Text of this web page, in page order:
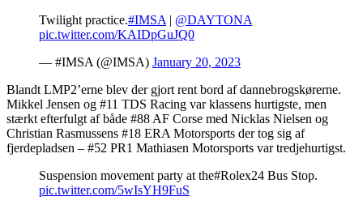
Twilight practice.#IMSA | @DAYTONA
pic.twitter.com/KAIDpGuJQ0
— #IMSA (@IMSA) January 20, 2023
Blandt LMP2’erne blev der gjort rent bord af dannebrogskørerne.
Mikkel Jensen og #11 TDS Racing var klassens hurtigste, men
stærkt efterfulgt af både #88 AF Corse med Nicklas Nielsen og
Christian Rasmussens #18 ERA Motorsports der tog sig af
fjerdepladsen – #52 PR1 Mathiasen Motorsports var tredjehurtigst.
Suspension movement party at the#Rolex24 Bus Stop.
pic.twitter.com/5wIsYH9FuS